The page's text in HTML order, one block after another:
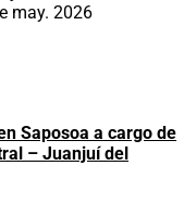
may. 2026
Saposoa a cargo de
– Juanjuí del